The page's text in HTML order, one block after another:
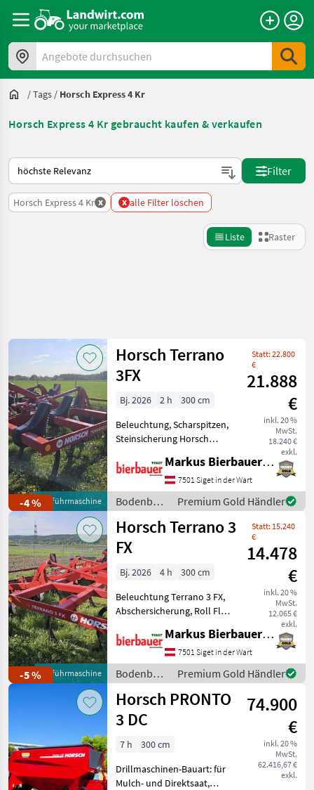
Angebote durchsuchen
/Tags / Horsch Express 4 Kr
Horsch Express 4 Kr gebraucht kaufen & verkaufen
So wird auf Landwirt.com sortiert
Filter
Horsch Express 4 Kr x x alle Filter löschen
Liste Raster
Kategorie 2 Land Filter
AKTUELLER
PFAD
Horsch
Express
4 Kr
KATEGORIE
WÄHLEN
Landtechnik
506
Sonstiges
23
Forsttechnik
2
Lohnarbeit und Jobs
1
MARKTPLATZ
Marktplatz Händlerangebote Kleinanzeigen
Zurücksetzen
532
Ergebnisse
anzeigen
-4 %Vorführmaschine
Horsch Terrano
3FX
Statt: 22.800
€
21.888
€
inkl. 20 %
MwSt.
18.240 €
exkl.
Bj. 2026 2 h
300 cm
Beleuchtung, Scharspitzen,
Steinsicherung Horsch
Zinken, Hydr.
Tiefenverstellung, Hydr.
Randscheibe, Roll Cut
Packer,
Einebnungsscheiben
Markus Bierbauer GmbH
7501 Siget in der Wart
Bodenbearbeitung
/ Horsch
Premium Gold Händler
-5 %Vorführmaschine
Horsch Terrano 3
FX
Statt: 15.240
€
14.478
€
inkl. 20 %
MwSt.
12.065 €
exkl.
Bj. 2026 4 h
300 cm
Beleuchtung Terrano 3 FX,
Abschersicherung, Roll Flex
Hydr. Randscheiben, Mech.
Tiefenvüverstellung,
Scharflügel,
Bodenbearbeitung G
Markus Bierbauer GmbH
7501 Siget in der Wart
Bodenbearbeitung
/ Horsch
Premium Gold Händler
Horsch PRONTO
3 DC
74.900
€
inkl. 20 %
MwSt.
62.416,67 €
exkl.
7 h
300 cm
Drillmaschinen-Bauart: für
Mulch- und Direktsaat,